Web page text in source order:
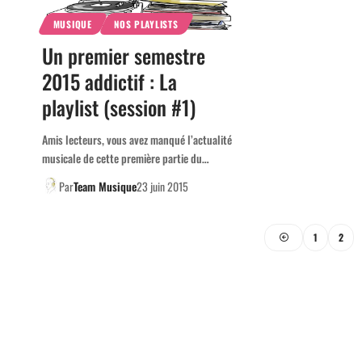
MUSIQUE NOS PLAYLISTS
Un premier semestre
2015 addictif : La
playlist (session #1)
Amis lecteurs, vous avez manqué l’actualité
musicale de cette première partie du…
ParTeam Musique23 juin 2015
1 2